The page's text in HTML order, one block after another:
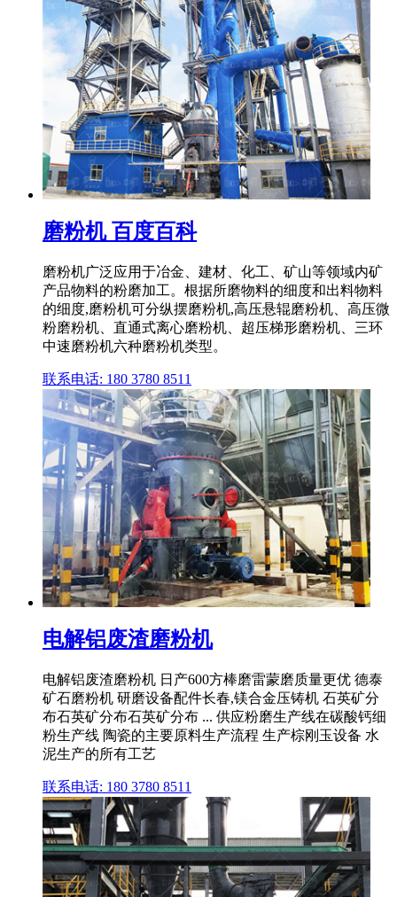
磨粉机 百度百科
磨粉机广泛应用于冶金、建材、化工、矿山等领域内矿
产品物料的粉磨加工。根据所磨物料的细度和出料物料
的细度,磨粉机可分纵摆磨粉机,高压悬辊磨粉机、高压微
粉磨粉机、直通式离心磨粉机、超压梯形磨粉机、三环
中速磨粉机六种磨粉机类型。
联系电话: 180 3780 8511
电解铝废渣磨粉机
电解铝废渣磨粉机 日产600方棒磨雷蒙磨质量更优 德泰
矿石磨粉机 研磨设备配件长春,镁合金压铸机 石英矿分
布石英矿分布石英矿分布 ... 供应粉磨生产线在碳酸钙细
粉生产线 陶瓷的主要原料生产流程 生产棕刚玉设备 水
泥生产的所有工艺
联系电话: 180 3780 8511